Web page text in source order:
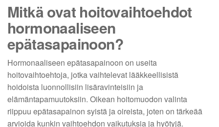
Mitkä ovat hoitovaihtoehdot
hormonaaliseen
epätasapainoon?
Hormonaaliseen epätasapainoon on useita
hoitovaihtoehtoja, jotka vaihtelevat lääkkeellisistä
hoidoista luonnollisiin lisäravinteisiin ja
elämäntapamuutoksiin. Oikean hoitomuodon valinta
riippuu epätasapainon syistä ja oireista, joten on tärkeää
arvioida kunkin vaihtoehdon vaikutuksia ja hyötyjä.